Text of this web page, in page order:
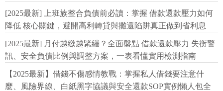
[2025最新] 上班族整合負債前必讀：掌握 借款還款壓力如何
降低 核心關鍵，避開高利轉貸與攤還陷阱真正做到省利息
[2025最新] 月付越繳越緊繃？全面盤點 借款還款壓力 失衡警
訊、安全負債比例與調整方案，一表看懂實用檢測指南
【2025最新】借錢不傷感情教戰：掌握私人借錢要注意什
麼、風險界線、白紙黑字協議與安全還款SOP實例懶人包全